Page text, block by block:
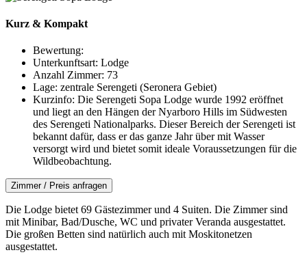
Kurz & Kompakt
Bewertung:
Unterkunftsart: Lodge
Anzahl Zimmer: 73
Lage: zentrale Serengeti (Seronera Gebiet)
Kurzinfo: Die Serengeti Sopa Lodge wurde 1992 eröffnet
und liegt an den Hängen der Nyarboro Hills im Südwesten
des Serengeti Nationalparks. Dieser Bereich der Serengeti ist
bekannt dafür, dass er das ganze Jahr über mit Wasser
versorgt wird und bietet somit ideale Voraussetzungen für die
Wildbeobachtung.
Zimmer / Preis anfragen
Die Lodge bietet 69 Gästezimmer und 4 Suiten. Die Zimmer sind
mit Minibar, Bad/Dusche, WC und privater Veranda ausgestattet.
Die großen Betten sind natürlich auch mit Moskitonetzen
ausgestattet.